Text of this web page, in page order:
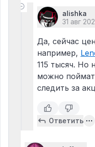
alishka
31 авг
Да, сейчас
например,
115 тысяч. Но
можно
следить за
Ответить